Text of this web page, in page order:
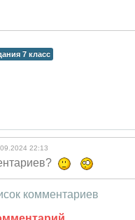
7 класс
22:13
комментариев